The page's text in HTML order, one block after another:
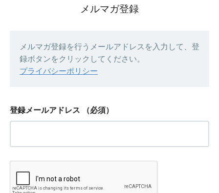
メルマガ登録
メルマガ登録を行うメールアドレスを入力して、登
録ボタンをクリックしてください。
プライバシーポリシー
登録メールアドレス （必須）